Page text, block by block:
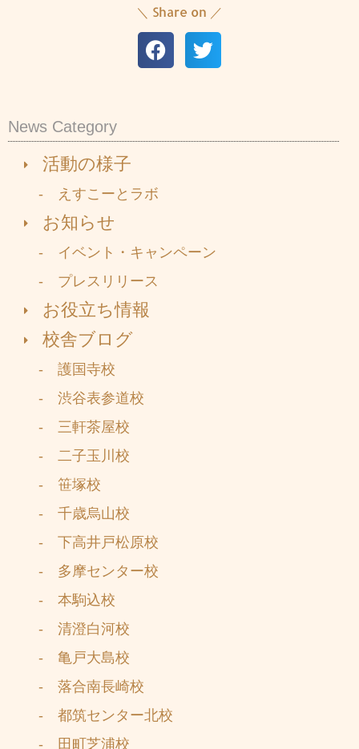
News Category
活動の様子
- えすこーとラボ
お知らせ
- イベント・キャンペーン
- プレスリリース
お役立ち情報
校舎ブログ
- 護国寺校
- 渋谷表参道校
- 三軒茶屋校
- 二子玉川校
- 笹塚校
- 千歳烏山校
- 下高井戸松原校
- 多摩センター校
- 本駒込校
- 清澄白河校
- 亀戸大島校
- 落合南長崎校
- 都筑センター北校
- 田町芝浦校
＼ Share on ／